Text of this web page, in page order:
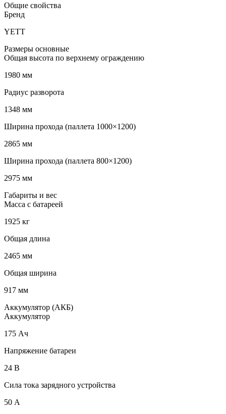
Общие свойства
Бренд
YETT
Размеры основные
Общая высота по верхнему ограждению
1980 мм
Радиус разворота
1348 мм
Ширина прохода (паллета 1000×1200)
2865 мм
Ширина прохода (паллета 800×1200)
2975 мм
Габариты и вес
Масса с батареей
1925 кг
Общая длина
2465 мм
Общая ширина
917 мм
Аккумулятор (АКБ)
Аккумулятор
175 Ач
Напряжение батареи
24 B
Сила тока зарядного устройства
50 А